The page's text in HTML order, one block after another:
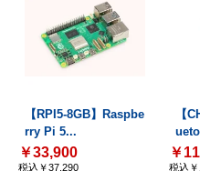
【RPI5-8GB】Raspbe
rry Pi 5...
￥33,900
税込￥37,290
【
￥
税込